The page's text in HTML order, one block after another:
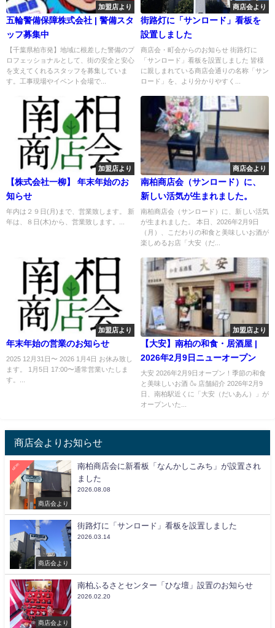
加盟店より
五輪警備保障株式会社 | 警備スタ
ッフ募集中
【千葉県柏市発】地域に根差した警備のプ
ロフェッショナルとして、街の安全と安心
を支えてくれるスタッフを募集していま
す。工事現場やイベント会場で...
商店会より
街路灯に「サンロード」看板を
設置しました
商店会・町会からのお知らせ 街路灯に
「サンロード」看板を設置しました 皆様
に親しまれている商店会通りの名称「サン
ロード」を、より分かりやすく...
加盟店より
【株式会社一柳】 年末年始のお
知らせ
年内は２９日(月)まで、営業致します。 新
年は、８日(木)から、営業致します。...
商店会より
南柏商店会（サンロード）に、
新しい活気が生まれました。
南柏商店会（サンロード）に、新しい活気
が生まれました。 本日、2026年2月9日
（月）、こだわりの和食と美味しいお酒が
楽しめるお店「大安（だ...
加盟店より
年末年始の営業のお知らせ
2025 12月31日〜 2026 1月4日 お休み致し
ます。 1月5日 17:00〜通常営業いたしま
す。...
加盟店より
【大安】南柏の和食・居酒屋 |
2026年2月9日ニューオープン
大安 2026年2月9日オープン！季節の和食
と美味しいお酒 🍶 店舗紹介 2026年2月9
日、南柏駅近くに「大安（だいあん）」が
オープンいた...
商店会よりお知らせ
商店会より
NEW!
南柏商店会に新看板「なんかしこみち」が設置され
ました
2026.08.08
商店会より
街路灯に「サンロード」看板を設置しました
2026.03.14
商店会より
南柏ふるさとセンター「ひな壇」設置のお知らせ
2026.02.20